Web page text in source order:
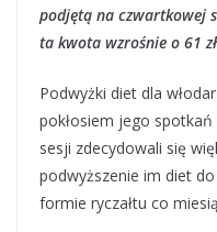
podjętą na czwartkowej
ta kwota wzrośnie o 61
Podwyżki diet dla
pokłosiem jego
sesji zdecydowali się
podwyższenie im diet
formie ryczałtu co